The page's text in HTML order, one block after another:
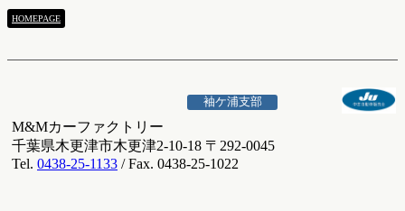
HOMEPAGE
袖ケ浦支部
M&Mカーファクトリー
千葉県木更津市木更津2-10-18 〒292-0045
Tel. 0438-25-1133 / Fax. 0438-25-1022